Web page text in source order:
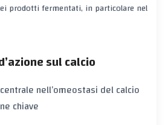
prodotti fermentati, in particolare nel
sul calcio
nell’omeostasi del calcio
chiave